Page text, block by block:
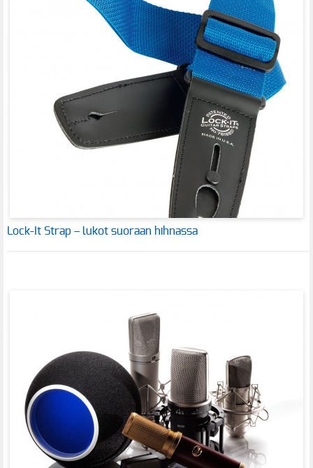
Lock-It Strap – lukot suoraan hihnassa